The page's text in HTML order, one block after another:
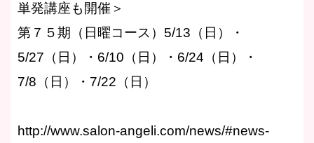
単発講座も開催＞
第７５期（日曜コース）5/13（日）・
5/27（日）・6/10（日）・6/24（日）・
7/8（日）・7/22（日）
http://www.salon-angeli.com/news/#news-